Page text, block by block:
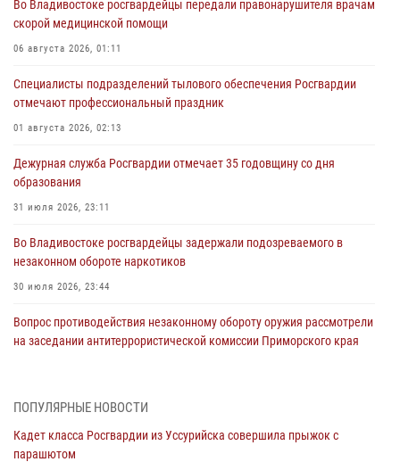
Во Владивостоке росгвардейцы передали правонарушителя врачам
скорой медицинской помощи
06 августа 2026, 01:11
Специалисты подразделений тылового обеспечения Росгвардии
отмечают профессиональный праздник
01 августа 2026, 02:13
Дежурная служба Росгвардии отмечает 35 годовщину со дня
образования
31 июля 2026, 23:11
Во Владивостоке росгвардейцы задержали подозреваемого в
незаконном обороте наркотиков
30 июля 2026, 23:44
Вопрос противодействия незаконному обороту оружия рассмотрели
на заседании антитеррористической комиссии Приморского края
Во Владивостоке во дворе жилого дома сотрудники
29 июля 2026, 01:17
ПОПУЛЯРНЫЕ НОВОСТИ
Кадет класса Росгвардии из Уссурийска совершила прыжок с
парашютом